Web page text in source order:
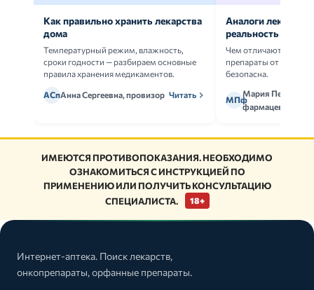
Как правильно хранить лекарства
дома
Температурный режим, влажность,
сроки годности — разбираем основные
правила хранения медикаментов.
АСпАнна Сергеевна, провизор Читать
Аналоги
реальность
Чем отличаются
препараты от
безопасна.
МПф
Мария Петрова,
фармацевт
ИМЕЮТСЯ ПРОТИВОПОКАЗАНИЯ. НЕОБХОДИМО
ОЗНАКОМИТЬСЯ С ИНСТРУКЦИЕЙ ПО
ПРИМЕНЕНИЮ ИЛИ ПОЛУЧИТЬ КОНСУЛЬТАЦИЮ
СПЕЦИАЛИСТА.
18+
Интернет-аптека. Поиск лекарств,
онкопрепараты, орфанные препараты.